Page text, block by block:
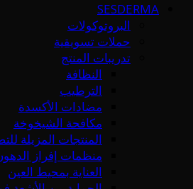
SESDERMA
البروتوكولات
حملات تسويقية
تدريبات المنتج
النظافة
الترطيب
مضادات الأكسدة
مكافحة الشيخوخة
المنتجات المزيلة
منظمات إفراز
العناية بمحيط العين